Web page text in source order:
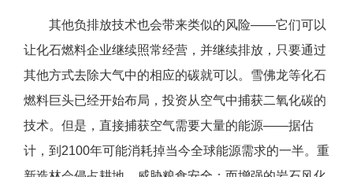
其他负排放技术也会带来类似的风险——它们可以
让化石燃料企业继续照常经营，并继续排放，只要通过
其他方式去除大气中的相应的碳就可以。雪佛龙等化石
燃料巨头已经开始布局，投资从空气中捕获二氧化碳的
技术。但是，直接捕获空气需要大量的能源——据估
计，到2100年可能消耗掉当今全球能源需求的一半。重